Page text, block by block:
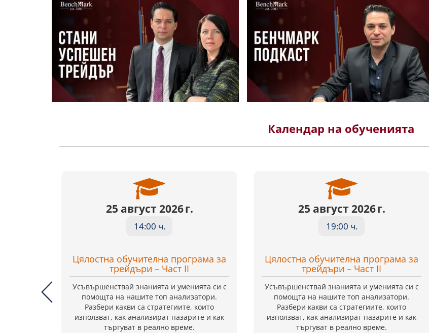
Календар на обученията
25 август 2026 г.
14:00 ч.
Цялостна обучителна програма за
трейдъри – Част II
Усъвършенствай знанията и уменията си с
помощта на нашите топ анализатори.
Разбери какви са стратегиите, които
използват, как анализират пазарите и как
търгуват в реално време.
25 август 2026 г.
19:00 ч.
Цялостна обучителна програма за
трейдъри – Част II
Усъвършенствай знанията и уменията си с
помощта на нашите топ анализатори.
Разбери какви са стратегиите, които
използват, как анализират пазарите и как
търгуват в реално време.